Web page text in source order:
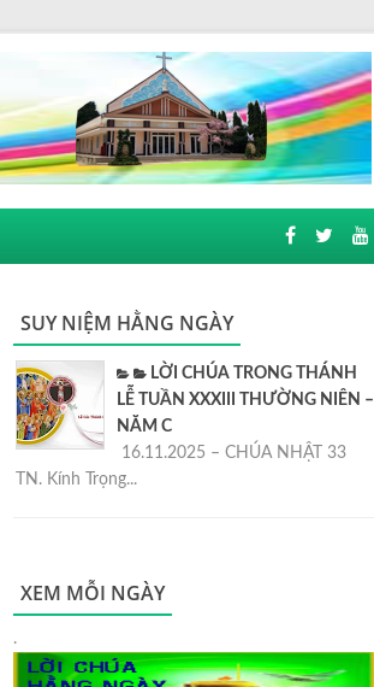
SUY NIỆM HẰNG NGÀY
LỜI CHÚA TRONG THÁNH
LỄ TUẦN XXXIII THƯỜNG NIÊN –
NĂM C
16.11.2025 – CHÚA NHẬT 33
TN. Kính Trọng...
XEM MỖI NGÀY
.